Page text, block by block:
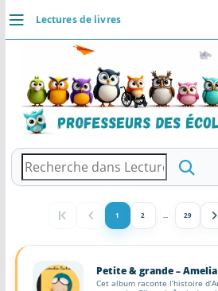
PasserLectures de livres
DÉCOUVRIR
Accueil
Se connecter
VIE PROFESSIONNELLE
Ressources
Agenda
CRPE
1 2 29
Petite & grande –
Cet album raconte l’histoire
👥Communaute